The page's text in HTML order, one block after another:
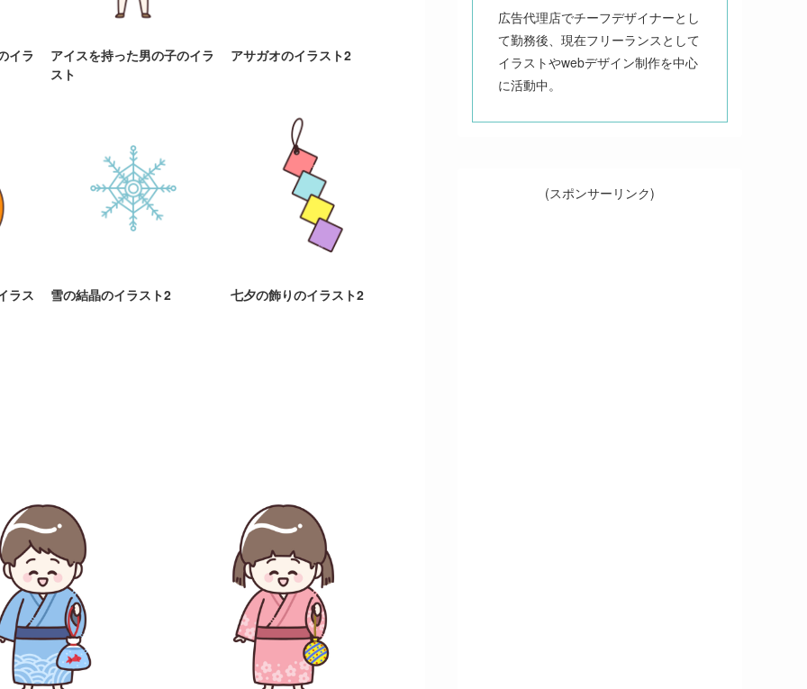
イラ
アイスを持った男の子のイラ
スト
アサガオのイラスト2
ラス 雪の結晶のイラスト2 七夕の飾りのイラスト2
広告代理店でチーフデザイナーとし
て勤務後、現在フリーランスとして
イラストやwebデザイン制作を中心
に活動中。
(スポンサーリンク)